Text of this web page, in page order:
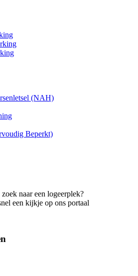
(NAH)
Beperkt)
naar een logeerplek?
een kijkje op ons portaal